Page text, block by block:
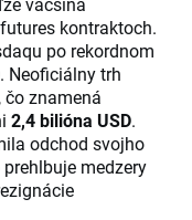
kontraktoch.
po rekordnom
. Neoficiálny trh
, čo znamená
2,4 bilióna USD.
odchod svojho
prehlbuje medzery